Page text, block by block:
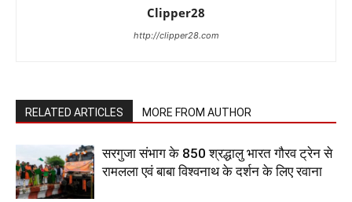
Clipper28
http://clipper28.com
RELATED ARTICLES MORE FROM AUTHOR
सरगुजा संभाग के 850 श्रद्धालु भारत गौरव ट्रेन से
रामलला एवं बाबा विश्वनाथ के दर्शन के लिए रवाना